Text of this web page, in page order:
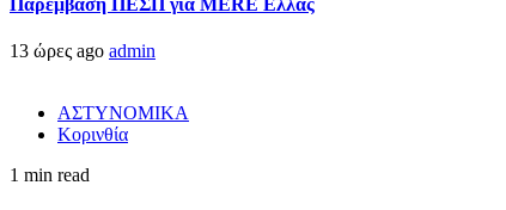
13 ώρες ago admin
ΑΣΤΥΝΟΜΙΚΑ
Κορινθία
1 min read